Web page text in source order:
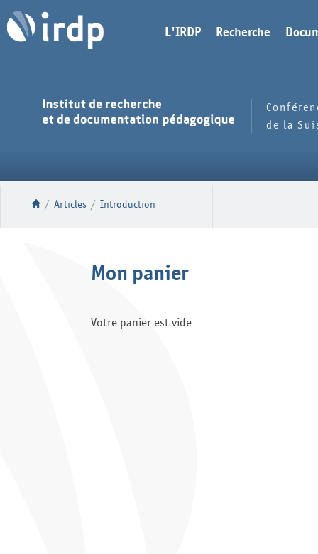
L'IRDP Recherche
de la
/ Articles / Introduction
Mon panier
Votre panier est vide